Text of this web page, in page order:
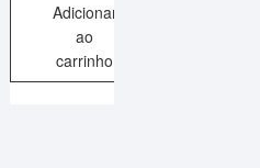
Adicionar
ao
carrinho